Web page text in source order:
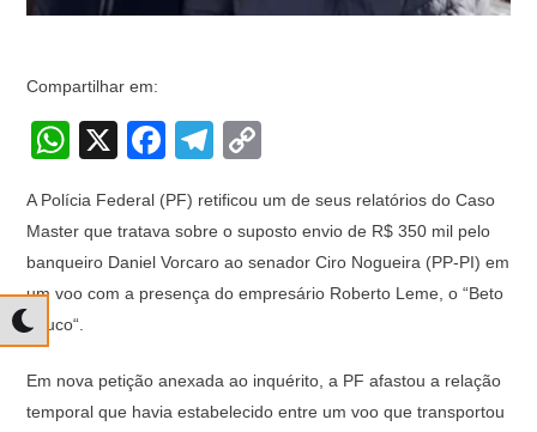
Compartilhar em:
W
at
s
A
p
p
X
F
c
e
b
o
k
T
e
gr
a
p
y
Li
k
A Polícia Federal (PF) retificou um de seus relatórios do Caso
Master que tratava sobre o suposto envio de R$ 350 mil pelo
banqueiro Daniel Vorcaro ao senador Ciro Nogueira (PP-PI) em
um voo com a presença do empresário Roberto Leme, o “Beto
Louco“.
Em nova petição anexada ao inquérito, a PF afastou a relação
temporal que havia estabelecido entre um voo que transportou